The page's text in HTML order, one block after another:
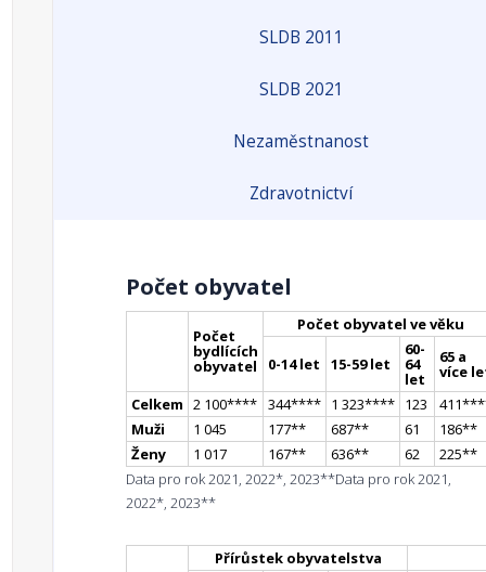
SLDB 2011
SLDB 2021
Nezaměstnanost
Zdravotnictví
Počet obyvatel
Počet
bydlících
obyvatel
Počet obyvatel ve věku
0-14 let 15-59 let
60-
64
let
65 a
více
Celkem 2 100**** 344**** 1 323**** 123 411**
Muži
1 045 177** 687** 61 186**
Ženy
1 017 167** 636** 62 225**
Data pro rok 2021, 2022*, 2023**Data pro rok 2021,
2022*, 2023**
Přírůstek obyvatelstva